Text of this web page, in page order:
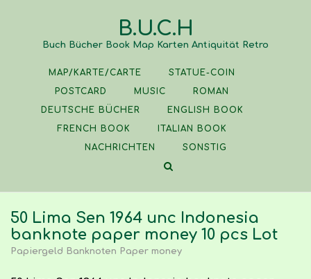
B.U.C.H
Buch Bücher Book Map Karten Antiquität Retro
MAP/KARTE/CARTE
STATUE-COIN
POSTCARD
MUSIC
ROMAN
DEUTSCHE BÜCHER
ENGLISH BOOK
FRENCH BOOK
ITALIAN BOOK
NACHRICHTEN
SONSTIG
50 Lima Sen 1964 unc Indonesia
banknote paper money 10 pcs Lot
Papiergeld Banknoten Paper money